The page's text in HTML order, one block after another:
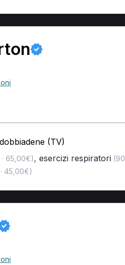
(TV)
· 65,00€), esercizi respiratori(90
45,00€)